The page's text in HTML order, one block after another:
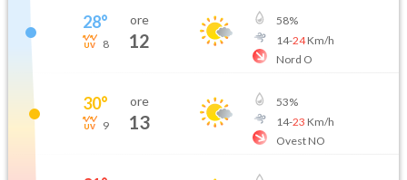
28°
8
ore
12
58%
14-24Km/h
Nord O
30°
9
ore
13
53%
14-23 Km/h
Ovest NO